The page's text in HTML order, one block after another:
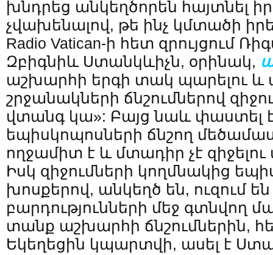
խնդրեց անկեղծորեն հայտնել
չվախենալով, թե ինչ կմտածի
Radio Vatican-ի հետ զրույցում
Զբիգնիև Ստանկևիչն, օրինակ,
աշխարհի երգի տակ պարելու և
շրջանակների ճնշումներով
վտանգ կա»: Բայց նաև փաստել
եպիսկոպոսների ճնշող
ողջամիտ է և մտադիր չէ զիջելու
Իսկ զիջումների կողմնակից
խոսքերով, անկեղծ են, ուզում
բարդությունների մեջ գտնվող
տանք աշխարհի ճնշումներին,
Եկեղեցին կպարտվի, ասել է